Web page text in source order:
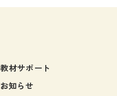
教材サポート
お知らせ